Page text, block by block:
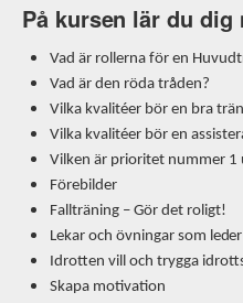
På kursen lär du dig
Vad är rollerna för en Huvudt
Vad är den röda tråden?
Vilka kvalitéer bör en bra
Vilka kvalitéer bör en a
Vilken är prioritet nummer 1
Förebilder
Fallträning –Gör det roligt!
Lekar och övningar som led
Idrotten vill och trygga
Skapa motivation